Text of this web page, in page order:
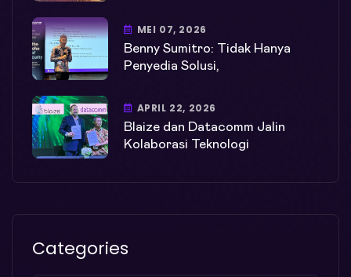
MEI 07, 2026
Benny Sumitro: Tidak Hanya
Penyedia Solusi,
APRIL 22, 2026
Blaize dan Datacomm Jalin
Kolaborasi Teknologi
Categories